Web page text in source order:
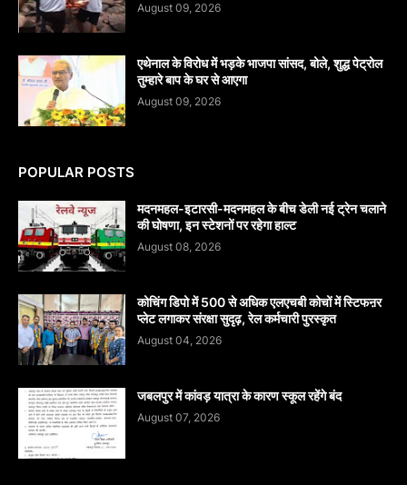
August 09, 2026
एथेनाल के विरोध में भड़के भाजपा सांसद, बोले, शुद्ध पेट्रोल
तुम्हारे बाप के घर से आएगा
August 09, 2026
POPULAR POSTS
मदनमहल-इटारसी-मदनमहल के बीच डेली नई ट्रेन चलाने
की घोषणा, इन स्टेशनों पर रहेगा हाल्ट
August 08, 2026
कोचिंग डिपो में 500 से अधिक एलएचबी कोचों में स्टिफऩर
प्लेट लगाकर संरक्षा सुदृढ़, रेल कर्मचारी पुरस्कृत
August 04, 2026
जबलपुर में कांवड़ यात्रा के कारण स्कूल रहेंगे बंद
August 07, 2026